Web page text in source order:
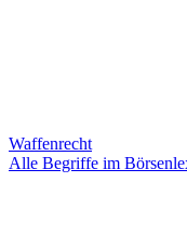
Waffenrecht
Alle Begriffe im